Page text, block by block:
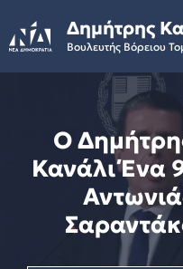
to
content
Δημήτρης
Βουλευτής Βόρειου
Ο
Κανάλι Ένα